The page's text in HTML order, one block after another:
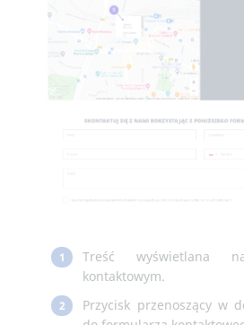
1
Treść wyświetlana
kontaktowym.
2
Przycisk przenoszący w